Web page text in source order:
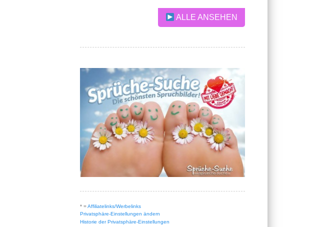
ALLE ANSEHEN
* =Affiliatelinks/Werbelinks
Privatsphäre-Einstellungen ändern
Historie der Privatsphäre-Einstellungen